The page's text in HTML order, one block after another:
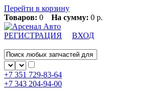
Перейти в корзину
Товаров: 0 На сумму: 0 р.
РЕГИСТРАЦИЯ ВХОД
+7 351 729-83-64
+7 343 204-94-00